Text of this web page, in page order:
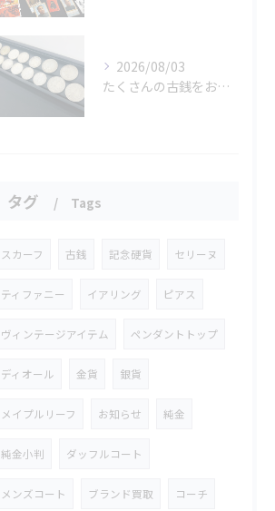
2026/08/03
たくさんの古銭をお買取りさせていただきました✨
タグ Tags
スカーフ 古銭 記念硬貨 セリーヌ
ティファニー イアリング ピアス
ヴィンテージアイテム ペンダントトップ
ディオール 金貨 銀貨
メイプルリーフ お知らせ 純金
純金小判 ダッフルコート
メンズコート ブランド買取 コーチ